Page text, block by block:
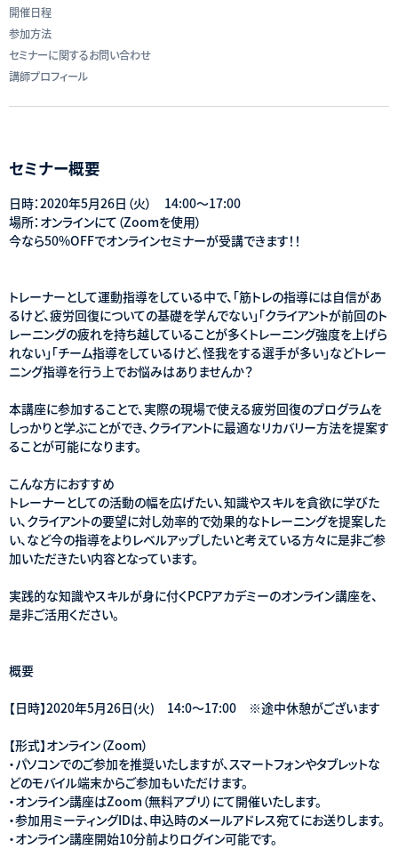
開催日程
参加方法
セミナーに関するお問い合わせ
講師プロフィール
セミナー概要
日時：2020年5月26日（火） 14:00～17:00
場所：オンラインにて（Zoomを使用）
今なら50%OFFでオンラインセミナーが受講できます！！
トレーナーとして運動指導をしている中で、「筋トレの指導には自信があ
るけど、疲労回復についての基礎を学んでない」「クライアントが前回のト
レーニングの疲れを持ち越していることが多くトレーニング強度を上げら
れない」「チーム指導をしているけど、怪我をする選手が多い」などトレー
ニング指導を行う上でお悩みはありませんか？
本講座に参加することで、実際の現場で使える疲労回復のプログラムを
しっかりと学ぶことができ、クライアントに最適なリカバリー方法を提案す
ることが可能になります。
こんな方におすすめ
トレーナーとしての活動の幅を広げたい、知識やスキルを貪欲に学びた
い、クライアントの要望に対し効率的で効果的なトレーニングを提案した
い、など今の指導をよりレベルアップしたいと考えている方々に是非ご参
加いただきたい内容となっています。
実践的な知識やスキルが身に付くPCPアカデミーのオンライン講座を、
是非ご活用ください。
概要
【日時】2020年5月26日(火) 14:0～17:00 ※途中休憩がございます
【形式】オンライン（Zoom）
・パソコンでのご参加を推奨いたしますが、スマートフォンやタブレットな
どのモバイル端末からご参加もいただけます。
・オンライン講座はZoom（無料アプリ）にて開催いたします。
・参加用ミーティングIDは、申込時のメールアドレス宛てにお送りします。
・オンライン講座開始10分前よりログイン可能です。